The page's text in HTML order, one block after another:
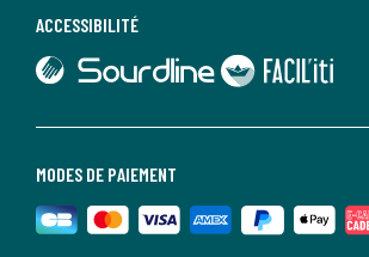
MODES DE PAIEMENT
ACCESSIBILITÉ
lien vers Sourdline
lien vers Faciliti